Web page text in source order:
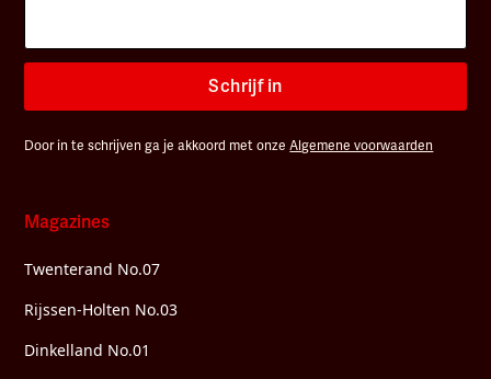
Schrijf in
Door in te schrijven ga je akkoord met onzeAlgemene voorwaarden
Magazines
Twenterand No.07
Rijssen-Holten No.03
Dinkelland No.01